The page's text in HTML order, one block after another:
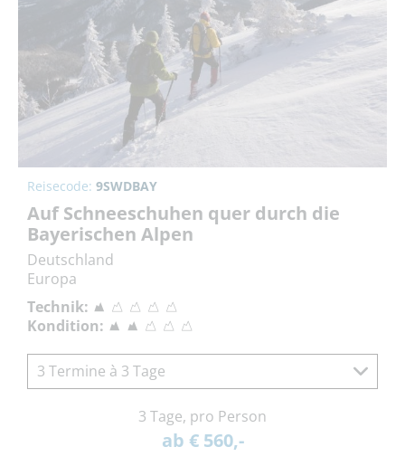
Reisecode: 9SWDBAY
Auf Schneeschuhen quer durch die
Bayerischen Alpen
Deutschland
Europa
Technik:
Kondition:
3 Termine à 3 Tage
3 Tage, pro Person
ab € 560,-